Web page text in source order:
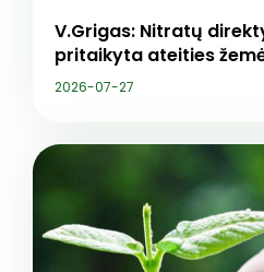
V.Grigas: Nitratų
pritaikyta ateities
2026-07-27